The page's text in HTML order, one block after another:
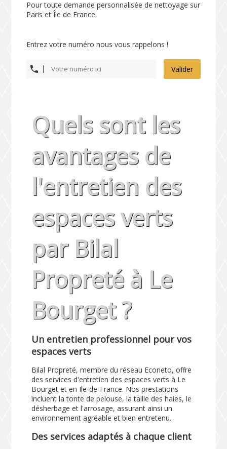
Pour toute demande personnalisée de nettoyage sur
Paris et Île de France.
Entrez votre numéro nous vous rappelons !
Valider
Quels sont les
avantages de
l'entretien des
espaces verts
par Bilal
Propreté à Le
Bourget ?
Un entretien professionnel pour vos
espaces verts
Bilal Propreté, membre du réseau Econeto, offre
des services d'entretien des espaces verts à Le
Bourget et en Ile-de-France. Nos prestations
incluent la tonte de pelouse, la taille des haies, le
désherbage et l'arrosage, assurant ainsi un
environnement agréable et bien entretenu.
Des services adaptés à chaque client